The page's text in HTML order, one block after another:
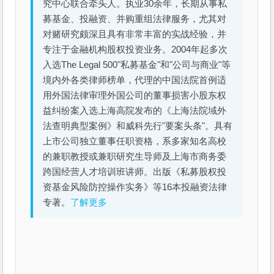
究中心联合牵头人。执业30余年，长期从事私
募基金、投融资、并购重组法律服务，尤其对
对赌研究颇深且具有非常丰富的实战经验，并
专注于金融机构股权投资业务。2004年起多次
入选The Legal 500"私募基金"和"公司与商业"等
境内外各类律师榜单，代理的中国法院首例适
用外国法律审理外国公司的董事损害小股东权
益纠纷案入选上海高院发布的《上海法院域外
法查明典型案例》和威科先行"要案头条"。具有
上市公司独立董事任职资格，系多家知名高校
的兼职教授或兼职研究生导师及上海市商务委
跨国经营人才培训班讲师。出版《私募股权投
资基金风险防控操作实务》等16本投融资法律
专著。 了解更多